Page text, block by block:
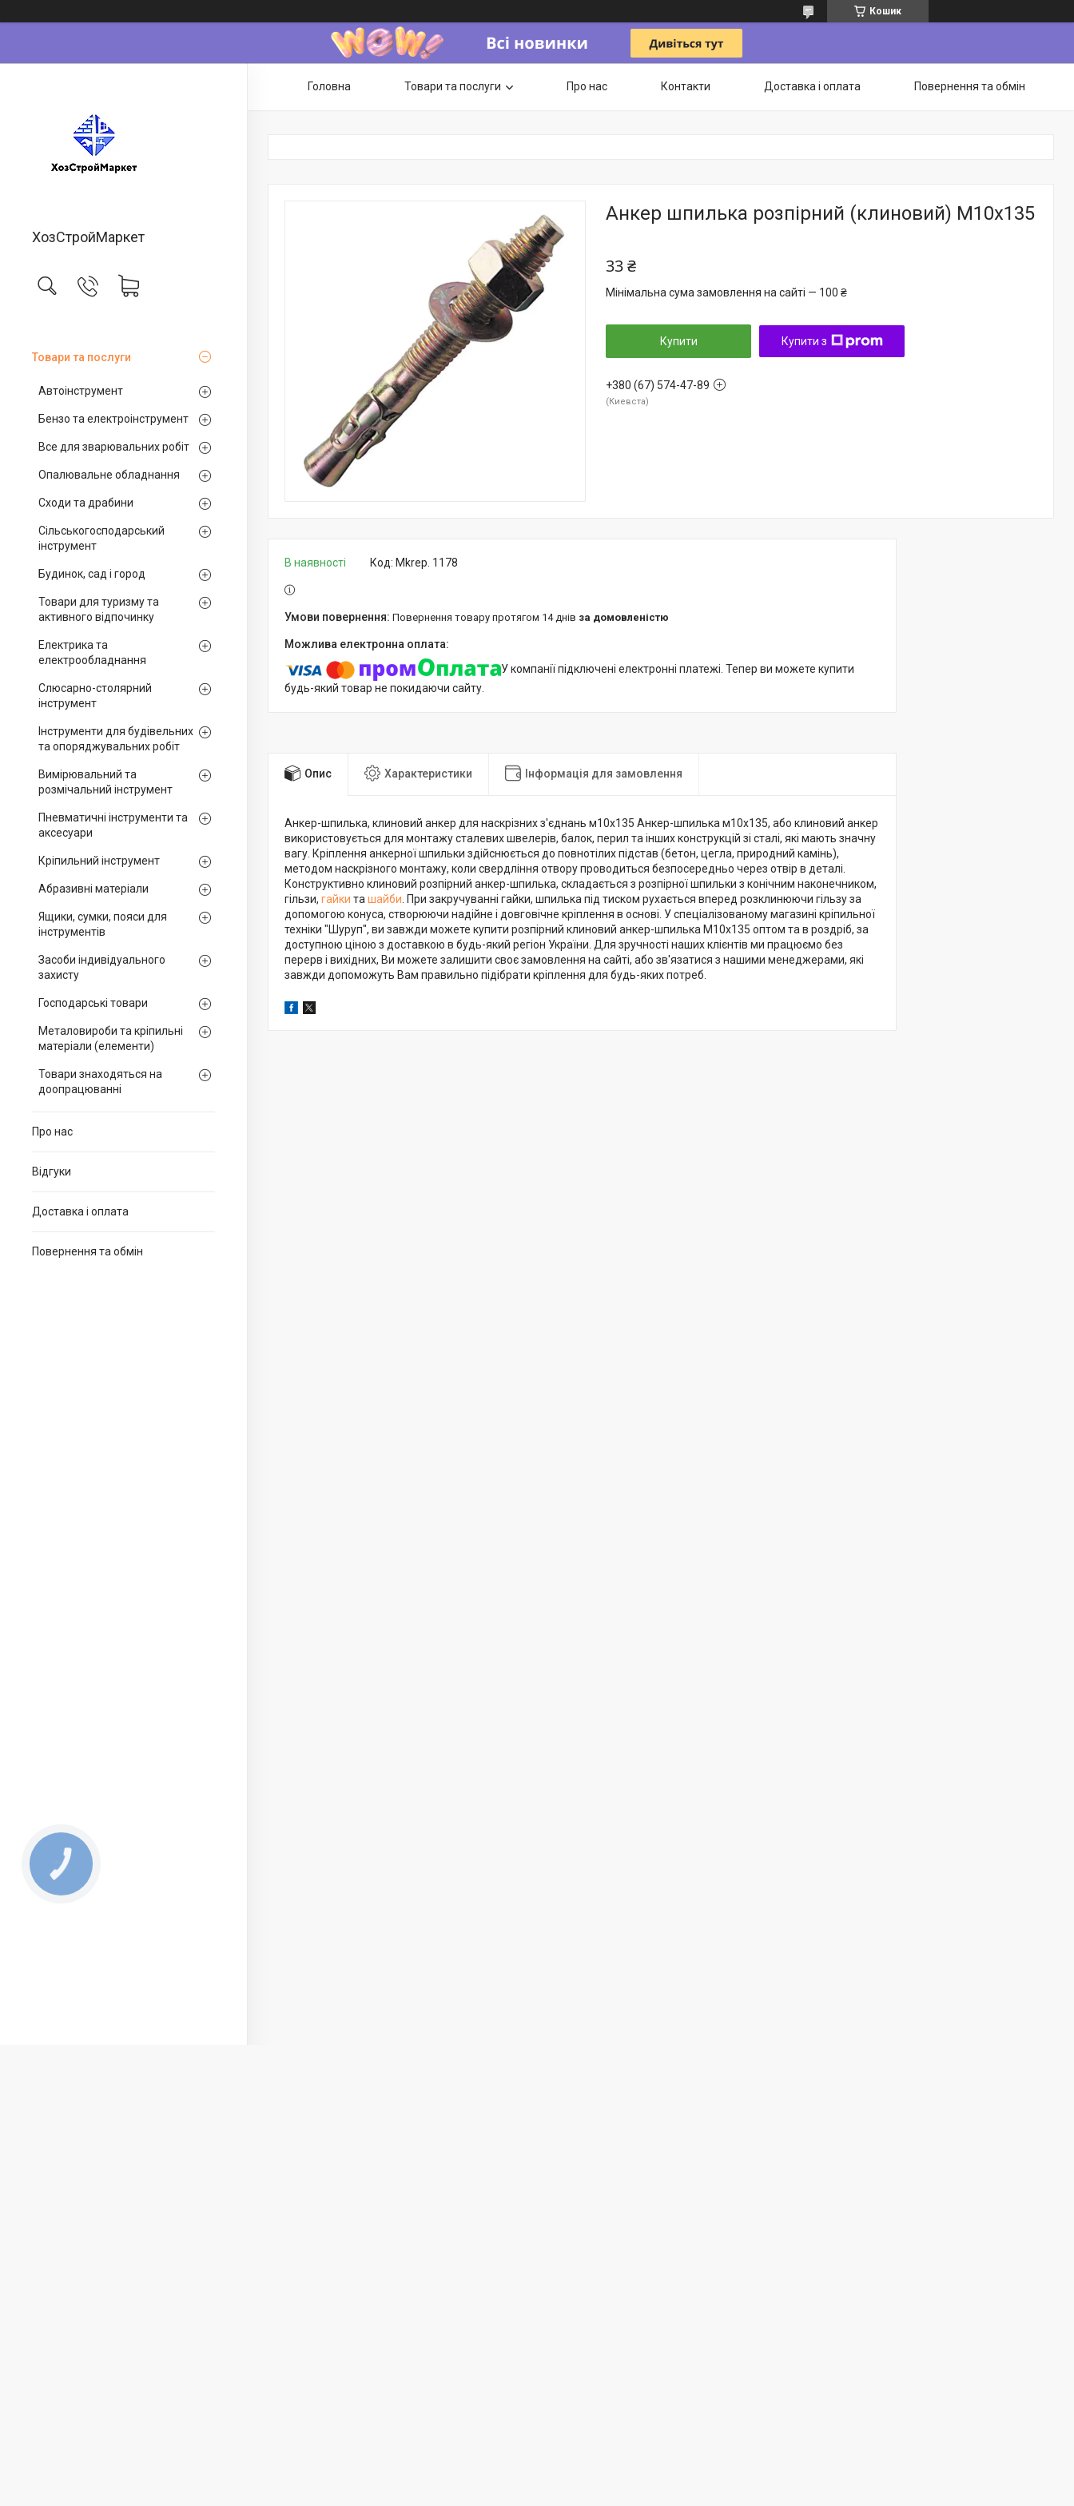
Кошик
ХозСтройМаркет
Товари та послуги
Автоінструмент
Бензо та електроінструмент
Все для зварювальних робіт
Опалювальне обладнання
Сходи та драбини
Сільськогосподарський
інструмент
Будинок, сад і город
Товари для туризму та
активного відпочинку
Електрика та
електрообладнання
Слюсарно-столярний
інструмент
Інструменти для будівельних
та опоряджувальних робіт
Вимірювальний та
розмічальний інструмент
Пневматичні інструменти та
аксесуари
Кріпильний інструмент
Абразивні матеріали
Ящики, сумки, пояси для
інструментів
Засоби індивідуального
захисту
Господарські товари
Металовироби та кріпильні
матеріали (елементи)
Товари знаходяться на
доопрацюванні
Про нас
Відгуки
Доставка і оплата
Повернення та обмін
Головна Товари та послуги Про нас Контакти Доставка і оплата Повернення та обмін
Анкер шпилька розпірний (клиновий) М10х135
33 ₴
Мінімальна сума замовлення на сайті — 100 ₴
Купити Купити з
+380 (67) 574-47-89
Киевста
В наявності Код: Mkrep. 1178
повернення товару протягом 14 днів за домовленістю
У компанії підключені електронні платежі. Тепер ви можете купити
будь-який товар не покидаючи сайту.
Опис Характеристики Інформація для замовлення
Анкер-шпилька, клиновий анкер для наскрізних з'єднань м10х135 Анкер-шпилька м10х135, або клиновий анкер
використовується для монтажу сталевих швелерів, балок, перил та інших конструкцій зі сталі, які мають значну
вагу. Кріплення анкерної шпильки здійснюється до повнотілих підстав (бетон, цегла, природний камінь),
методом наскрізного монтажу, коли свердління отвору проводиться безпосередньо через отвір в деталі.
Конструктивно клиновий розпірний анкер-шпилька, складається з розпірної шпильки з конічним наконечником,
гільзи, гайки ташайби. При закручуванні гайки, шпилька під тиском рухається вперед розклинюючи гільзу за
допомогою конуса, створюючи надійне і довговічне кріплення в основі. У спеціалізованому магазині кріпильної
техніки "Шуруп", ви завжди можете купити розпірний клиновий анкер-шпилька М10х135 оптом та в роздріб, за
доступною ціною з доставкою в будь-який регіон України. Для зручності наших клієнтів ми працюємо без
перерв і вихідних, Ви можете залишити своє замовлення на сайті, або зв'язатися з нашими менеджерами, які
завжди допоможуть Вам правильно підібрати кріплення для будь-яких потреб.